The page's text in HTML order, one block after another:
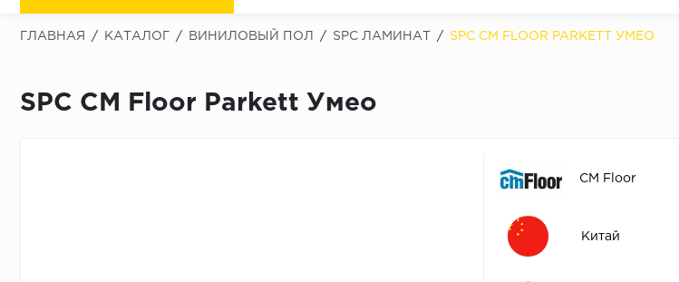
ГЛАВНАЯ / КАТАЛОГ / ВИНИЛОВЫЙ ПОЛ / SPC ЛАМИНАТ / SPC CM FLOOR PARKETT УМЕО
SPC CM Floor Parkett Умео
CM Floor
Китай